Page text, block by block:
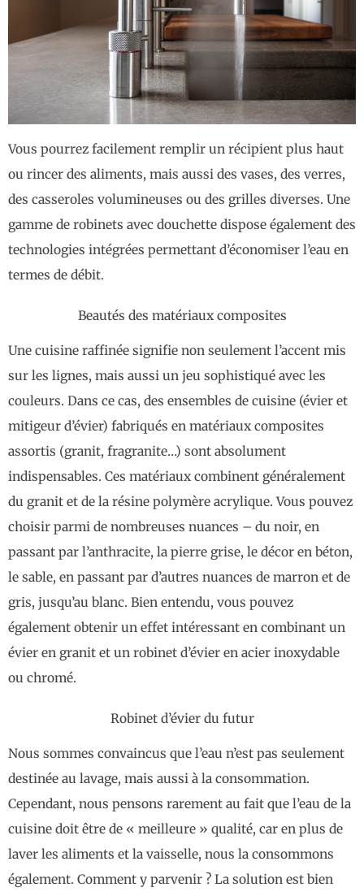
Vous pourrez facilement remplir un récipient plus haut
ou rincer des aliments, mais aussi des vases, des verres,
des casseroles volumineuses ou des grilles diverses. Une
gamme de robinets avec douchette dispose également des
technologies intégrées permettant d’économiser l’eau en
termes de débit.
Beautés des matériaux composites
Une cuisine raffinée signifie non seulement l’accent mis
sur les lignes, mais aussi un jeu sophistiqué avec les
couleurs. Dans ce cas, des ensembles de cuisine (évier et
mitigeur d’évier) fabriqués en matériaux composites
assortis (granit, fragranite…) sont absolument
indispensables. Ces matériaux combinent généralement
du granit et de la résine polymère acrylique. Vous pouvez
choisir parmi de nombreuses nuances – du noir, en
passant par l’anthracite, la pierre grise, le décor en béton,
le sable, en passant par d’autres nuances de marron et de
gris, jusqu’au blanc. Bien entendu, vous pouvez
également obtenir un effet intéressant en combinant un
évier en granit et un robinet d’évier en acier inoxydable
ou chromé.
Robinet d’évier du futur
Nous sommes convaincus que l’eau n’est pas seulement
destinée au lavage, mais aussi à la consommation.
Cependant, nous pensons rarement au fait que l’eau de la
cuisine doit être de « meilleure » qualité, car en plus de
laver les aliments et la vaisselle, nous la consommons
également. Comment y parvenir ? La solution est bien